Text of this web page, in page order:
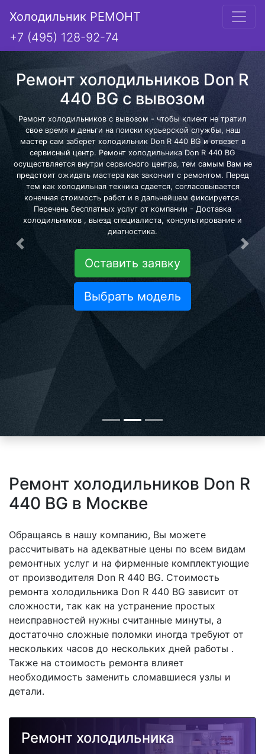
Холодильник РЕМОНТ
+7 (495) 128-92-74
Ремонт холодильников Don R
440 BG с вывозом
Ремонт холодильников с вывозом - чтобы клиент не тратил
свое время и деньги на поиски курьерской службы, наш
мастер сам заберет холодильник Don R 440 BG и отвезет в
сервисный центр. Ремонт холодильника Don R 440 BG
осуществляется внутри сервисного центра, тем самым Вам не
предстоит ожидать мастера как закончит с ремонтом. Перед
тем как холодильная техника сдается, согласовывается
конечная стоимость работ и в дальнейшем фиксируется.
Перечень бесплатных услуг от компании - Доставка
холодильников , выезд специалиста, консультирование и
диагностика.
Оставить заявку
Выбрать модель
Предыдущая
Ремонт холодильников Don R
440 BG в Москве
Обращаясь в нашу компанию, Вы можете
рассчитывать на адекватные цены по всем видам
ремонтных услуг и на фирменные комплектующие
от производителя Don R 440 BG. Стоимость
ремонта холодильника Don R 440 BG зависит от
сложности, так как на устранение простых
неисправностей нужны считанные минуты, а
достаточно сложные поломки иногда требуют от
нескольких часов до нескольких дней работы .
Также на стоимость ремонта влияет
необходимость заменить сломавшиеся узлы и
детали.
Ремонт холодильника